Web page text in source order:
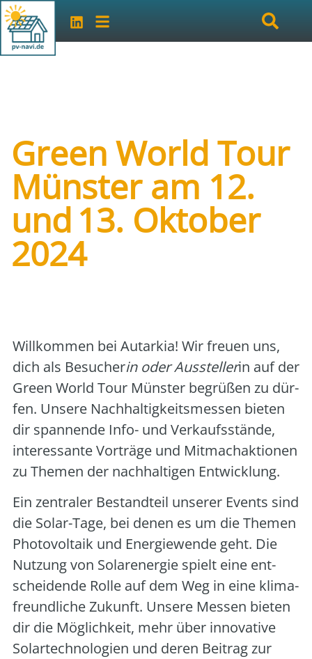
Green World Tour
Münster am 12.
und 13. Oktober
2024
Will­kom­men bei Aut­ar­kia! Wir freu­en uns,
dich als Besu­cherin oder Aus­stel­lerin auf der
Green World Tour Müns­ter begrü­ßen zu dür­
fen. Unse­re Nach­hal­tig­keits­mes­sen bie­ten
dir span­nen­de Info- und Ver­kaufs­stän­de,
inter­es­san­te Vor­trä­ge und Mit­mach­ak­tio­nen
zu The­men der nach­hal­ti­gen Ent­wick­lung.
Ein zen­tra­ler Bestand­teil unse­rer Events sind
die Solar-Tage, bei denen es um die The­men
Pho­to­vol­ta­ik und Ener­gie­wen­de geht. Die
Nut­zung von Solar­ener­gie spielt eine ent­
schei­den­de Rol­le auf dem Weg in eine kli­ma­
freund­li­che Zukunft. Unse­re Mes­sen bie­ten
dir die Mög­lich­keit, mehr über inno­va­ti­ve
Solar­tech­no­lo­gien und deren Bei­trag zur